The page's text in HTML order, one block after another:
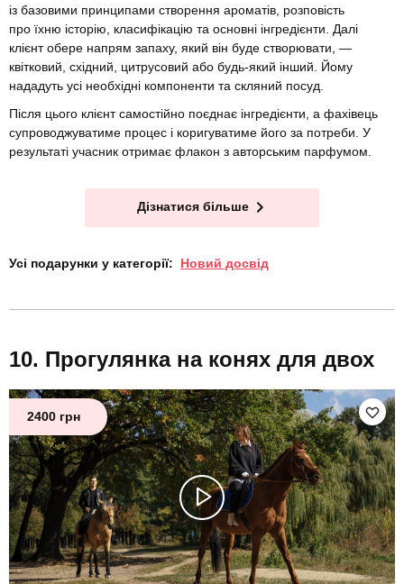
із базовими принципами створення ароматів, розповість
про їхню історію, класифікацію та основні інгредієнти. Далі
клієнт обере напрям запаху, який він буде створювати, —
квітковий, східний, цитрусовий або будь-який інший. Йому
нададуть усі необхідні компоненти та скляний посуд.
Після цього клієнт самостійно поєднає інгредієнти, а фахівець
супроводжуватиме процес і коригуватиме його за потреби. У
результаті учасник отримає флакон з авторським парфумом.
Дізнатися більше
Усі подарунки у категорії: Новий досвід
Прогулянка на конях для двох
2400 грн